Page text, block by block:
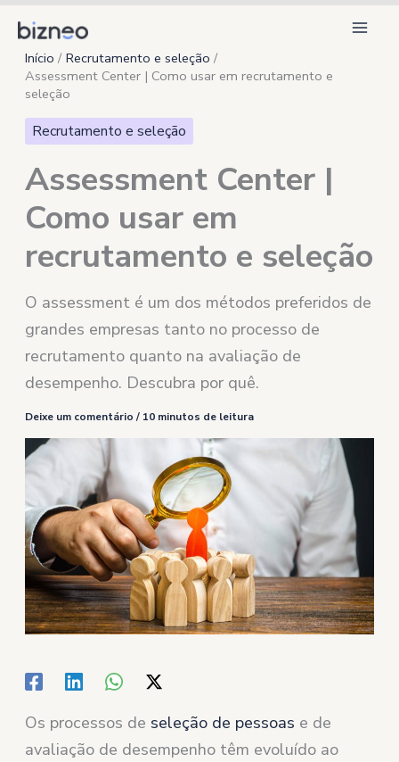
para
conteúdo
Início
Recrutamento e seleção
Assessment Center | Como usar em recrutamento e
seleção
Recrutamento e seleção
Assessment Center |
Como usar em
recrutamento e seleção
O assessment é um dos métodos preferidos de
grandes empresas tanto no processo de
recrutamento quanto na avaliação de
desempenho. Descubra por quê.
Deixe um comentário / 10 minutos de leitura
Os processos de seleção de pessoas e de
avaliação de desempenho têm evoluído ao